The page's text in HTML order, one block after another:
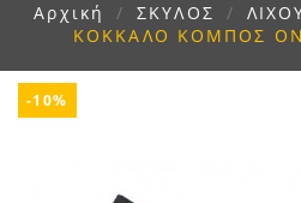
Αρχική ΣΚΥΛΟΣ
ΚΟΚΚΑΛΟ ΚΟΜΠΟΣ ON
-10%